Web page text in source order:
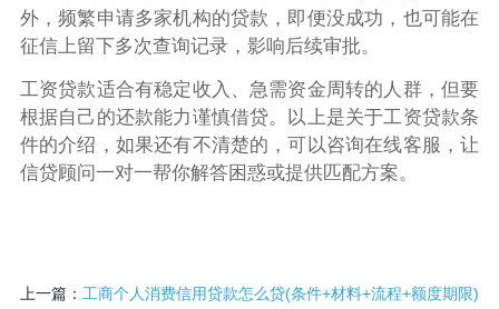
外，频繁申请多家机构的贷款，即便没成功，也可能在
征信上留下多次查询记录，影响后续审批。
工资贷款适合有稳定收入、急需资金周转的人群，但要
根据自己的还款能力谨慎借贷。以上是关于工资贷款条
件的介绍，如果还有不清楚的，可以咨询在线客服，让
信贷顾问一对一帮你解答困惑或提供匹配方案。
上一篇： 工商个人消费信用贷款怎么贷(条件+材料+流程+额度期限)